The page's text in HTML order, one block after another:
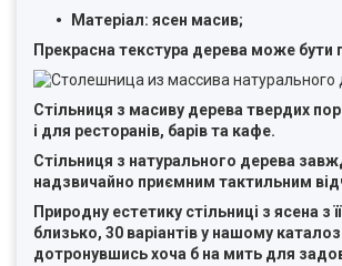
Матеріал: ясен масив;
Прекрасна текстура дерева може
Стільниця з масиву дерева твердих
і для ресторанів, барів та кафе.
Стільниця з натурального дерева
надзвичайно приємним тактильним
Природну естетику стільниці з ясена
близько, 30 варіантів у нашому
дотронувшись хоча б на мить для